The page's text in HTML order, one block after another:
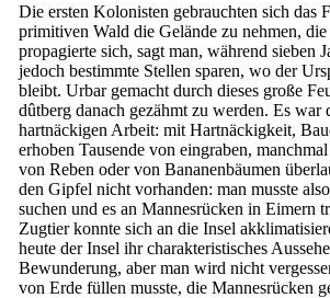
Die ersten Kolonisten gebrauchten sich das
primitiven Wald die Gelände zu nehmen, die
propagierte sich, sagt man, während sieben
jedoch bestimmte Stellen sparen, wo der
bleibt. Urbar gemacht durch dieses große
dûtberg danach gezähmt zu werden. Es war
hartnäckigen Arbeit: mit Hartnäckigkeit,
erhoben Tausende von eingraben,
von Reben oder von Bananenbäumen
den Gipfel nicht vorhanden: man musste
suchen und es an Mannesrücken in Eimern
Zugtier konnte sich an die Insel
heute der Insel ihr charakteristisches
Bewunderung, aber man wird nicht
von Erde füllen musste, die Mannesrücken